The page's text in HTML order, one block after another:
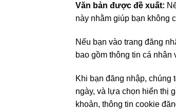
Văn bản được đề xuất:
này nhằm giúp bạn không
Nếu bạn vào trang đăng
bao gồm thông tin cá
Khi bạn đăng nhập, chúng
ngày, và lựa chọn hiển thị
khoản, thông tin cookie